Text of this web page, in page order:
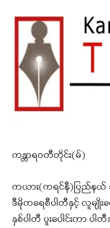
ကန္တာရဝတီတိုင်း(မ်)
ကယား(ကရင်နီ)ပြည်နယ်
ဒီမိုကရေစီပါတီနှင့် လူမျိုး
နှစ်ပါတီ ပူးပေါင်းကာ